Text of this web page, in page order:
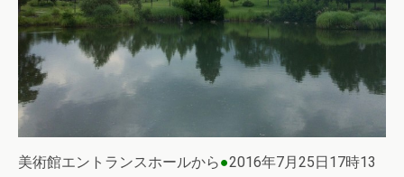
美術館エントランスホールから●2016年7月25日17時13